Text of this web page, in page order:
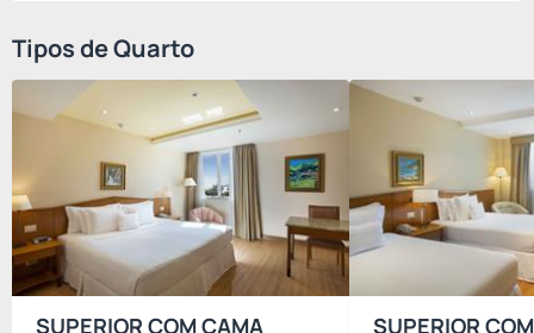
Tipos de Quarto
SUPERIOR COM CAMA SUPERIOR